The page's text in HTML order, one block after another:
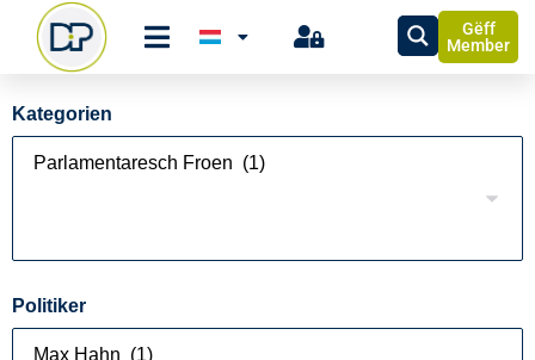
Gëff
Member
Kategorien
Politiker